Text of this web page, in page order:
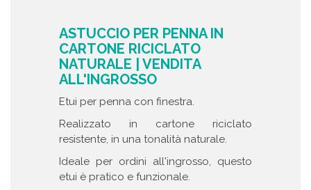
ASTUCCIO PER PENNA IN
CARTONE RICICLATO
NATURALE | VENDITA
ALL'INGROSSO
Etui per penna con finestra.
Realizzato in cartone riciclato
resistente, in una tonalità naturale.
Ideale per ordini all'ingrosso, questo
etui è pratico e funzionale.